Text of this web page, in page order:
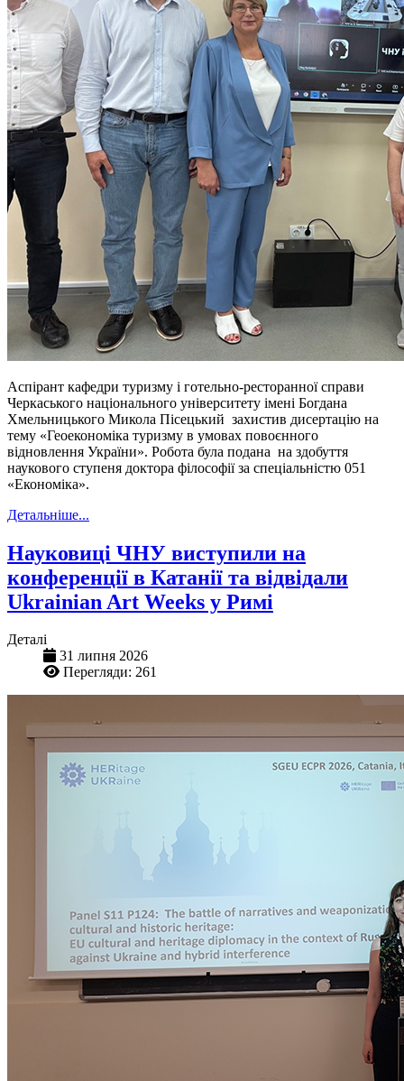
Аспірант кафедри туризму і готельно-ресторанної справи
Черкаського національного університету імені Богдана
Хмельницького Микола Пісецький захистив дисертацію на
тему «Геоекономіка туризму в умовах повоєнного
відновлення України». Робота була подана на здобуття
наукового ступеня доктора філософії за спеціальністю 051
«Економіка».
Детальніше...
Науковиці ЧНУ виступили на
конференції в Катанії та відвідали
Ukrainian Art Weeks у Римі
Деталі
31 липня 2026
Перегляди: 261